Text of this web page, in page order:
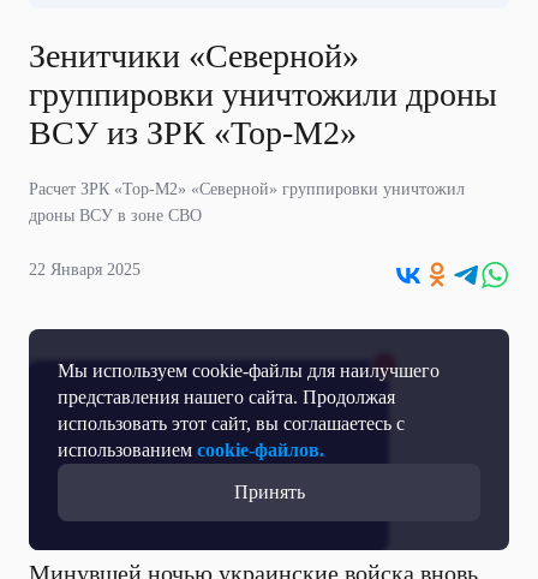
Мы используем cookie-файлы для наилучшего
представления нашего сайта. Продолжая
использовать этот сайт, вы соглашаетесь с
использованием cookie-файлов.
Принять
Зенитчики «Северной»
группировки уничтожили дроны
ВСУ из ЗРК «Тор-М2»
Расчет ЗРК «Тор-М2» «Северной» группировки уничтожил
дроны ВСУ в зоне СВО
22 Января 2025
Минувшей ночью украинские войска вновь